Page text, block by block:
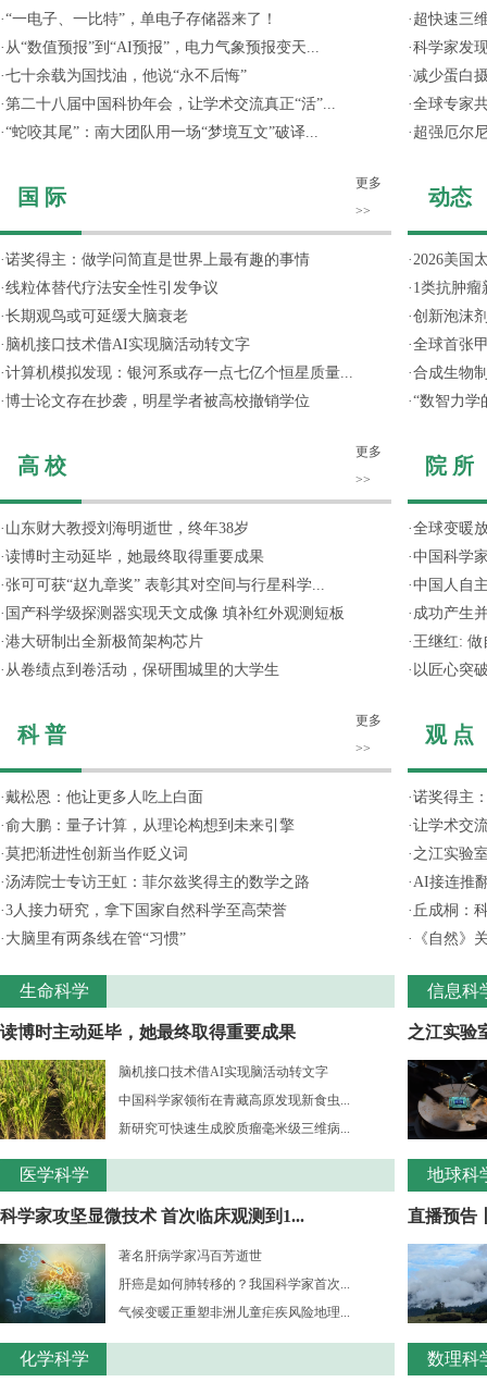
·“一电子、一比特”，单电子存储器来了！
· 从“数值预报”到“AI预报”，电力气象预报变天...
·七十余载为国找油，他说“永不后悔”
·第二十八届中国科协年会，让学术交流真正“活”...
·“蛇咬其尾”：南大团队用一场“梦境互文”破译...
国 际
更多
>>
·诺奖得主：做学问简直是世界上最有趣的事情
·线粒体替代疗法安全性引发争议
·长期观鸟或可延缓大脑衰老
· 脑机接口技术借AI实现脑活动转文字
·计算机模拟发现：银河系或存一点七亿个恒星质量...
·博士论文存在抄袭，明星学者被高校撤销学位
高 校
更多
>>
· 山东财大教授刘海明逝世，终年38岁
·读博时主动延毕，她最终取得重要成果
·张可可获“赵九章奖” 表彰其对空间与行星科学...
· 国产科学级探测器实现天文成像 填补红外观测短板
·港大研制出全新极简架构芯片
· 从卷绩点到卷活动，保研围城里的大学生
科 普
更多
>>
·戴松恩：他让更多人吃上白面
·俞大鹏：量子计算，从理论构想到未来引擎
·莫把渐进性创新当作贬义词
·汤涛院士专访王虹：菲尔兹奖得主的数学之路
·3人接力研究，拿下国家自然科学至高荣誉
· 大脑里有两条线在管“习惯”
生命科学
读博时主动延毕，她最终取得重要成果
脑机接口技术借AI实现脑活动转文字
中国科学家领衔在青藏高原发现新食虫...
新研究可快速生成胶质瘤毫米级三维病...
医学科学
科学家攻坚显微技术 首次临床观测到1...
著名肝病学家冯百芳逝世
肝癌是如何肺转移的？我国科学家首次...
气候变暖正重塑非洲儿童疟疾风险地理...
化学科学
· 超快速三
·科学家发
·减少蛋白
·全球专家
· 超强厄尔
动态
·2026美国
· 1类抗肿瘤
·创新泡沫
·全球首张
·合成生物
·“数智力学
院 所
·全球变暖
·中国科学
·中国人自
· 成功产生
· 王继红: 做
· 以匠心突
观 点
·诺奖得主
·让学术交
· 之江实验
·AI接连推
· 丘成桐：
·
《自然》
信息科
之江实验
地球科
直播预告
数理科